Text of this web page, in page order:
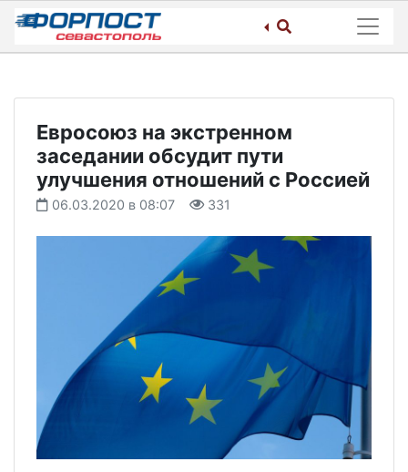
Skip
content
Евросоюз на экстренном
заседании обсудит пути
улучшения отношений с Россией
06.03.2020 в 08:07 331